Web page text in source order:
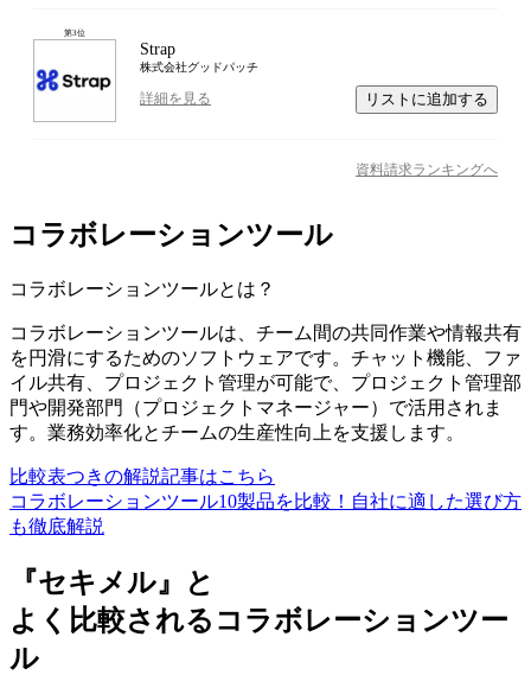
第3位
Strap
株式会社グッドパッチ
詳細を見る リストに追加する
資料請求ランキングへ
コラボレーションツール
コラボレーションツールとは？
コラボレーションツールは、チーム間の共同作業や情報共有
を円滑にするためのソフトウェアです。チャット機能、ファ
イル共有、プロジェクト管理が可能で、プロジェクト管理部
門や開発部門（プロジェクトマネージャー）で活用されま
す。業務効率化とチームの生産性向上を支援します。
比較表つきの解説記事はこちら
コラボレーションツール10製品を比較！自社に適した選び方
も徹底解説
『セキメル』と
よく比較されるコラボレーションツー
ル